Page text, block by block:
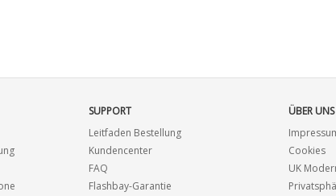
SUPPORT
Leitfaden Bestellung
Kundencenter
FAQ
Flashbay-Garantie
ÜBER UNS
Cookies
UK